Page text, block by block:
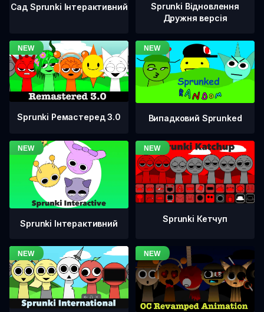
Сад Sprunki Інтерактивний
Sprunki Відновлення
Дружня версія
Sprunki Ремастеред 3.0 Випадковий Sprunked
Sprunki Інтерактивний Sprunki Кетчуп